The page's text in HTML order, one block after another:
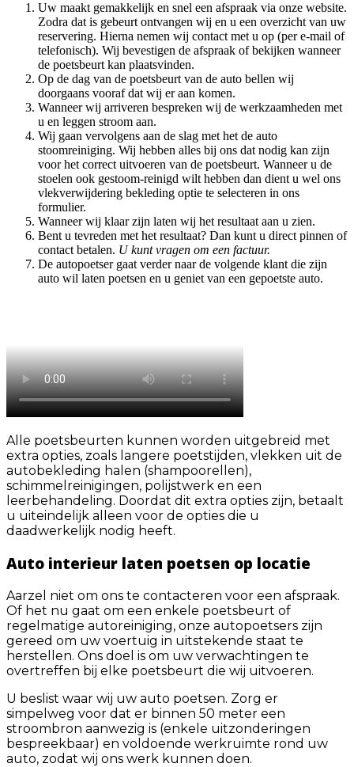
Uw maakt gemakkelijk en snel een afspraak via onze website.
Zodra dat is gebeurt ontvangen wij en u een overzicht van uw
reservering. Hierna nemen wij contact met u op (per e-mail of
telefonisch). Wij bevestigen de afspraak of bekijken wanneer
de poetsbeurt kan plaatsvinden.
Op de dag van de poetsbeurt van de auto bellen wij
doorgaans vooraf dat wij er aan komen.
Wanneer wij arriveren bespreken wij de werkzaamheden met
u en leggen stroom aan.
Wij gaan vervolgens aan de slag met het de auto
stoomreiniging. Wij hebben alles bij ons dat nodig kan zijn
voor het correct uitvoeren van de poetsbeurt. Wanneer u de
stoelen ook gestoom-reinigd wilt hebben dan dient u wel ons
vlekverwijdering bekleding optie te selecteren in ons
formulier.
Wanneer wij klaar zijn laten wij het resultaat aan u zien.
Bent u tevreden met het resultaat? Dan kunt u direct pinnen of
contact betalen. U kunt vragen om een factuur.
De autopoetser gaat verder naar de volgende klant die zijn
auto wil laten poetsen en u geniet van een gepoetste auto.
Alle poetsbeurten kunnen worden uitgebreid met
extra opties, zoals langere poetstijden, vlekken uit de
autobekleding halen (shampoorellen),
schimmelreinigingen, polijstwerk en een
leerbehandeling. Doordat dit extra opties zijn, betaalt
u uiteindelijk alleen voor de opties die u
daadwerkelijk nodig heeft.
Auto interieur laten poetsen op locatie
Aarzel niet om ons te contacteren voor een afspraak.
Of het nu gaat om een enkele poetsbeurt of
regelmatige autoreiniging, onze autopoetsers zijn
gereed om uw voertuig in uitstekende staat te
herstellen. Ons doel is om uw verwachtingen te
overtreffen bij elke poetsbeurt die wij uitvoeren.
U beslist waar wij uw auto poetsen. Zorg er
simpelweg voor dat er binnen 50 meter een
stroombron aanwezig is (enkele uitzonderingen
bespreekbaar) en voldoende werkruimte rond uw
auto, zodat wij ons werk kunnen doen.